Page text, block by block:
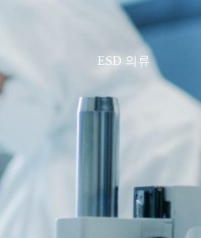
ESD 의류